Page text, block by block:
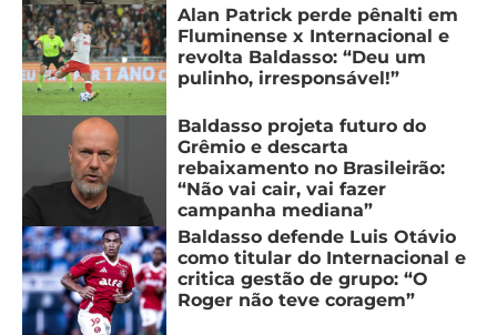
Alan Patrick perde pênalti em
Fluminense x Internacional e
revolta Baldasso: “Deu um
pulinho, irresponsável!”
Baldasso projeta futuro do
Grêmio e descarta
rebaixamento no Brasileirão:
“Não vai cair, vai fazer
campanha mediana”
Baldasso defende Luis Otávio
como titular do Internacional e
critica gestão de grupo: “O
Roger não teve coragem”